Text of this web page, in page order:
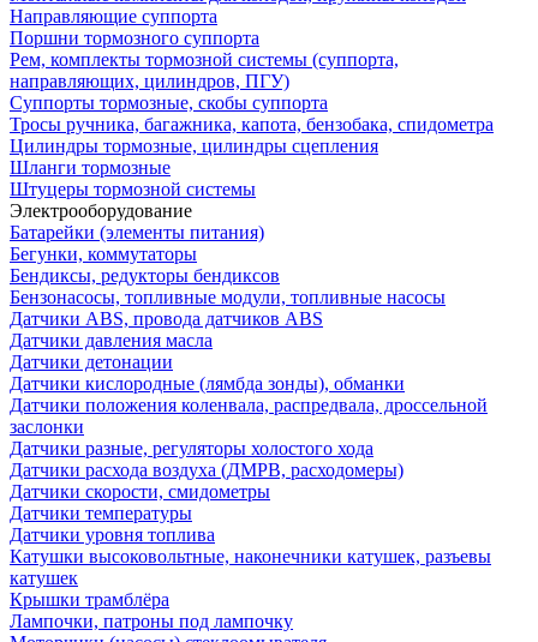
Направляющие суппорта
Поршни тормозного суппорта
Рем, комплекты тормозной системы (суппорта,
направляющих, цилиндров, ПГУ)
Суппорты тормозные, скобы суппорта
Тросы ручника, багажника, капота, бензобака, спидометра
Цилиндры тормозные, цилиндры сцепления
Шланги тормозные
Штуцеры тормозной системы
Электрооборудование
Батарейки (элементы питания)
Бегунки, коммутаторы
Бендиксы, редукторы бендиксов
Бензонасосы, топливные модули, топливные насосы
Датчики ABS, провода датчиков ABS
Датчики давления масла
Датчики детонации
Датчики кислородные (лямбда зонды), обманки
Датчики положения коленвала, распредвала, дроссельной
заслонки
Датчики разные, регуляторы холостого хода
Датчики расхода воздуха (ДМРВ, расходомеры)
Датчики скорости, смидометры
Датчики температуры
Датчики уровня топлива
Катушки высоковольтные, наконечники катушек, разъевы
катушек
Крышки трамблёра
Лампочки, патроны под лампочку